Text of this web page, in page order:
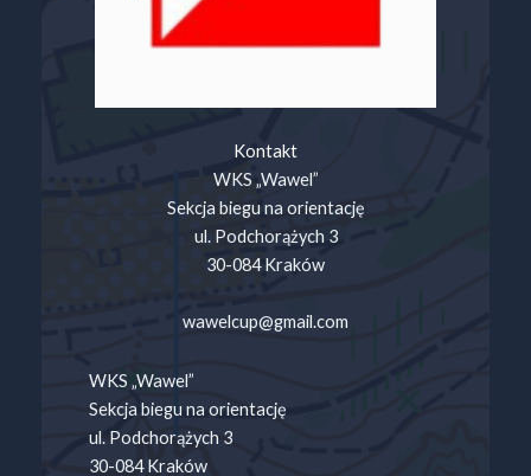
Kontakt
WKS „Wawel”
Sekcja biegu na orientację
ul. Podchorążych 3
30-084 Kraków
wawelcup@gmail.com
WKS „Wawel”
Sekcja biegu na orientację
ul. Podchorążych 3
30-084 Kraków